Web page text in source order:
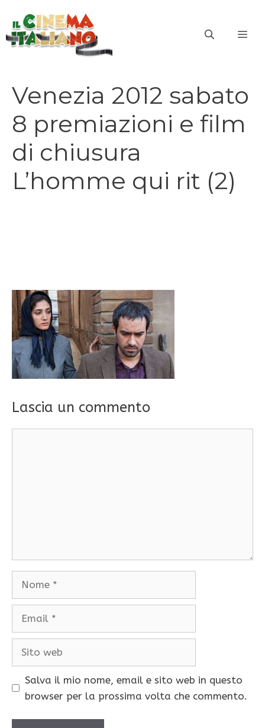
contenuto
Venezia 2012 sabato
8 premiazioni e film
di chiusura
L’homme qui rit (2)
Lascia un commento
Salva il mio nome, email e sito web in questo
browser per la prossima volta che commento.